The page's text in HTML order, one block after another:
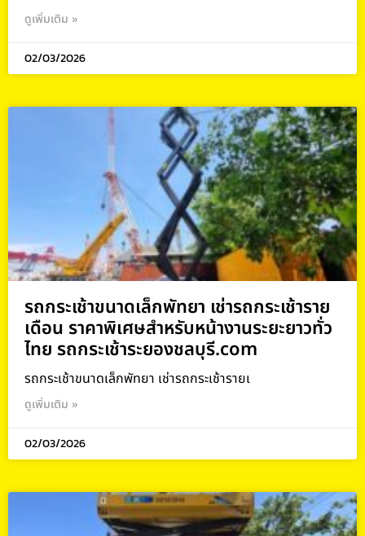
ดูเพิ่มเติม »
02/03/2026
รถกระเช้าขนาดเล็กพัทยา เช่ารถกระเช้าราย
เดือน ราคาพิเศษสำหรับหน้างานระยะยาวทั่ว
ไทย รถกระเช้าระยองชลบุรี.com
รถกระเช้าขนาดเล็กพัทยา เช่ารถกระเช้ารายเ
ดูเพิ่มเติม »
02/03/2026